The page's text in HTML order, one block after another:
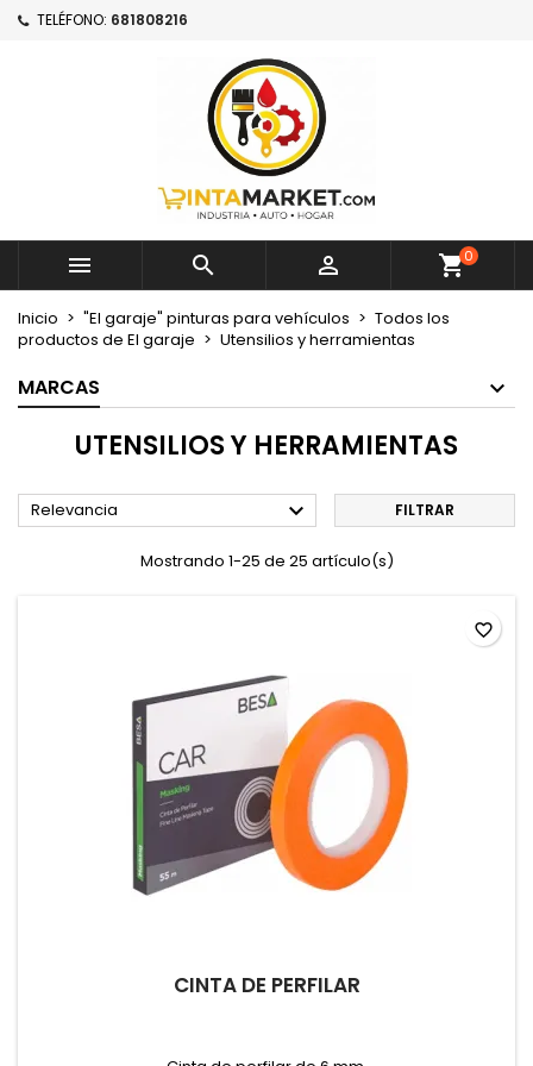
TELÉFONO: 681808216
   0
Inicio "El garaje" pinturas para vehículos
Todos los
productos de El garaje
Utensilios y herramientas
MARCAS
UTENSILIOS Y HERRAMIENTAS
Relevancia  FILTRAR
Mostrando 1-25 de 25 artículo(s)
CINTA DE PERFILAR
favorite_border
Crear nueva lista
((confirmMessage))
Nombre de la lista de deseos
Debe iniciar sesión para guardar productos en su
Cancelar Iniciar sesión